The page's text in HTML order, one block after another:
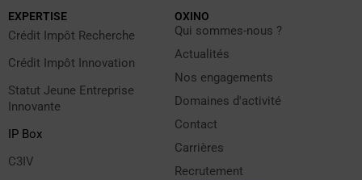
EXPERTISE
Crédit Impôt Recherche
Crédit Impôt Innovation
Statut Jeune Entreprise
Innovante
IP Box
C3IV
OXINO
Qui sommes-nous ?
Actualités
Nos engagements
Domaines d'activité
Contact
Carrières
Recrutement